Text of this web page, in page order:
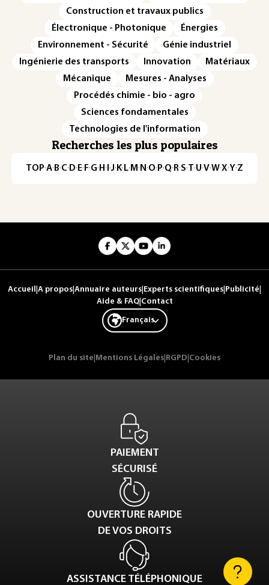
Construction et travaux publics
Électronique - Photonique
Énergies
Environnement - Sécurité
Génie industriel
Ingénierie des transports
Innovation
Matériaux
Mécanique
Mesures - Analyses
Procédés chimie - bio - agro
Sciences fondamentales
Technologies de l'information
Recherches les plus populaires
TOP·A·B·C· D· E· F·G· H · ·J· K· L· M · N ·O· P·Q· R·S·T·U·V·W·X·Y·Z
Accueil A propos Annuaire auteurs Experts scientifiques Publicité
Aide & FAQ| Contact
Français
Plan du site Mentions Légales RGPD Cookies
PAIEMENT
SÉCURISÉ
OUVERTURE RAPIDE
DE VOS DROITS
ASSISTANCE TÉLÉPHONIQUE